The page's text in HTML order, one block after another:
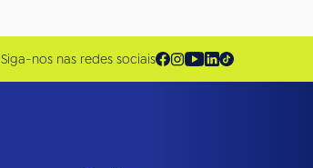
Siga-nos nas redes sociais